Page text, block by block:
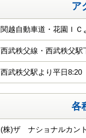
ア
関越自動車道・花園ＩＣ
西武秩父線・西武秩父
西武秩父駅より平日
各
(株)ザ ナショナルカン